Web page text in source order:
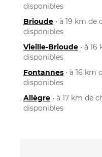
disponibles
Brioude • à 19 km de
disponibles
Vieille-Brioude • à
disponibles
Fontannes • à 16 km
disponibles
Allègre • à 17 km de
disponibles